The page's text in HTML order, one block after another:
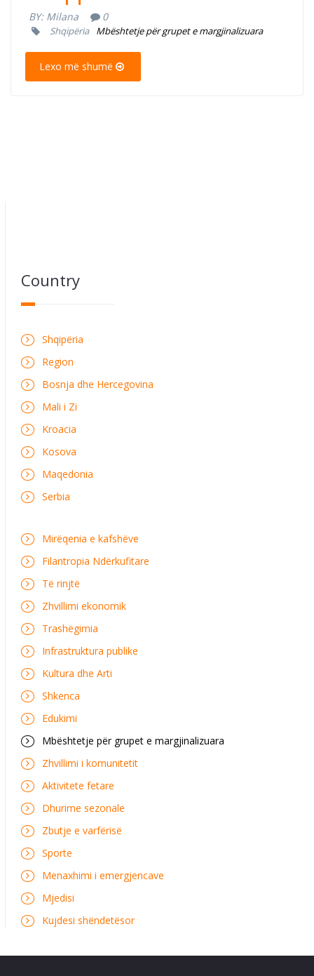
BY: Milana 0
Shqipëria Mbështetje për grupet e margjinalizuara
Lexo më shumë
Country
Shqipëria
Region
Bosnja dhe Hercegovina
Mali i Zi
Kroacia
Kosova
Maqedonia
Serbia
Mirëqenia e kafshëve
Filantropia Ndërkufitare
Të rinjtë
Zhvillimi ekonomik
Trashëgimia
Infrastruktura publike
Kultura dhe Arti
Shkenca
Edukimi
Mbështetje për grupet e margjinalizuara
Zhvillimi i komunitetit
Aktivitete fetare
Dhurime sezonale
Zbutje e varfërisë
Sporte
Menaxhimi i emergjencave
Mjedisi
Kujdesi shëndetësor